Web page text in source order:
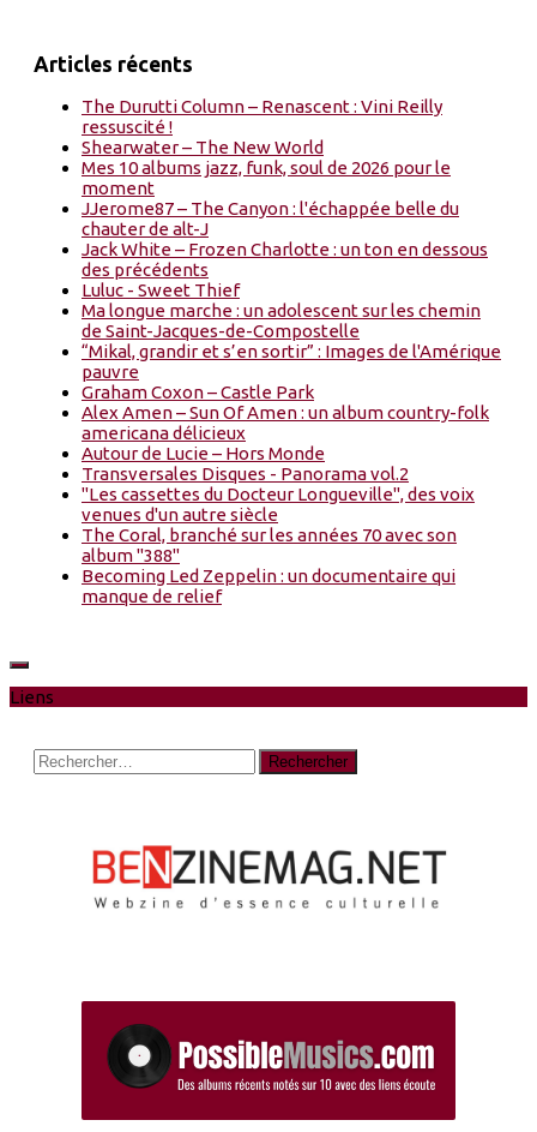
Articles récents
The Durutti Column – Renascent : Vini Reilly
ressuscité !
Shearwater – The New World
Mes 10 albums jazz, funk, soul de 2026 pour le
moment
JJerome87 – The Canyon : l'échappée belle du
chauter de alt-J
Jack White – Frozen Charlotte : un ton en dessous
des précédents
Luluc - Sweet Thief
Ma longue marche : un adolescent sur les chemin
de Saint-Jacques-de-Compostelle
“Mikal, grandir et s’en sortir” : Images de l'Amérique
pauvre
Graham Coxon – Castle Park
Alex Amen – Sun Of Amen : un album country-folk
americana délicieux
Autour de Lucie – Hors Monde
Transversales Disques - Panorama vol.2
"Les cassettes du Docteur Longueville", des voix
venues d'un autre siècle
The Coral, branché sur les années 70 avec son
album "388"
Becoming Led Zeppelin : un documentaire qui
manque de relief
Liens
Rechercher :